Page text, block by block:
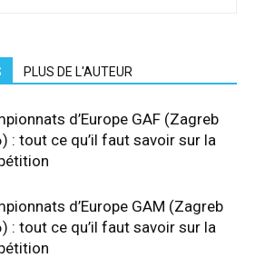
PLUS DE L'AUTEUR
d’Europe GAF (Zagreb
: tout ce qu’il faut savoir sur la
d’Europe GAM (Zagreb
: tout ce qu’il faut savoir sur la